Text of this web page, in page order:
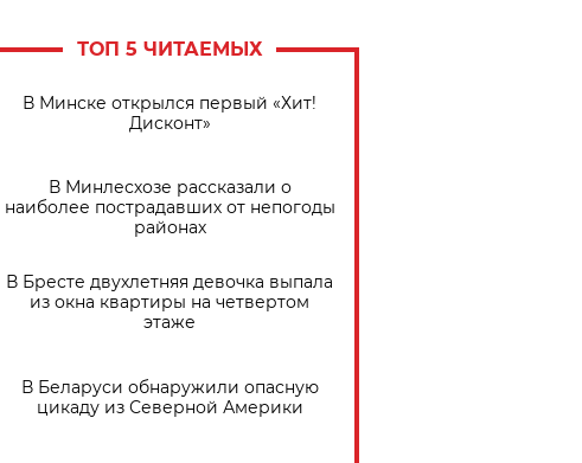
ТОП 5 ЧИТАЕМЫХ
В Минске открылся первый «Хит!
Дисконт»
В Минлесхозе рассказали о
наиболее пострадавших от непогоды
районах
В Бресте двухлетняя девочка выпала
из окна квартиры на четвертом
этаже
В Беларуси обнаружили опасную
цикаду из Северной Америки